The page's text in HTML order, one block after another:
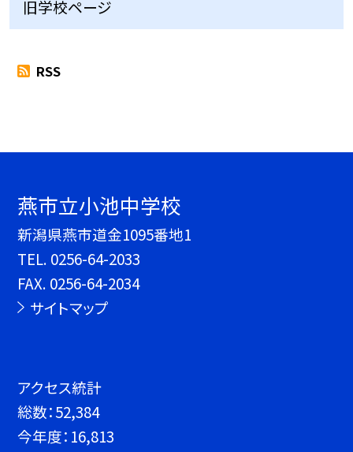
旧学校ページ
RSS
燕市立小池中学校
新潟県燕市道金1095番地1
TEL. 0256-64-2033
FAX. 0256-64-2034
サイトマップ
アクセス統計
総数：52,384
今年度： 16,813